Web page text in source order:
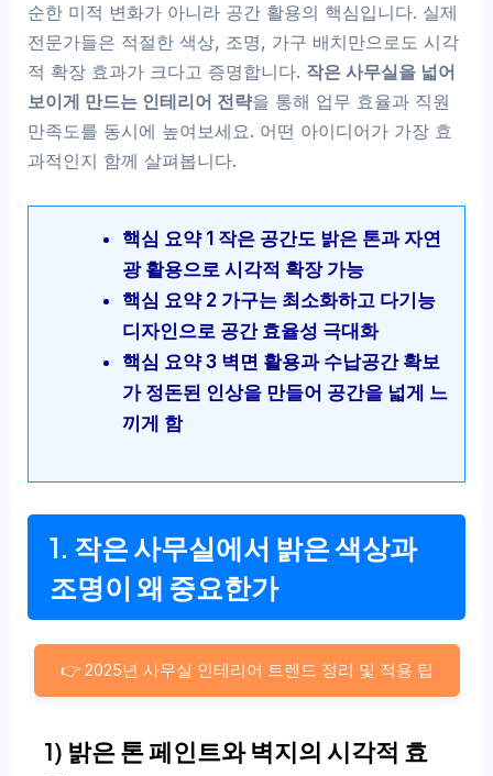
순한 미적 변화가 아니라 공간 활용의 핵심입니다. 실제
전문가들은 적절한 색상, 조명, 가구 배치만으로도 시각
적 확장 효과가 크다고 증명합니다. 작은 사무실을 넓어
보이게 만드는 인테리어 전략을 통해 업무 효율과 직원
만족도를 동시에 높여보세요. 어떤 아이디어가 가장 효
과적인지 함께 살펴봅니다.
핵심 요약 1 작은 공간도 밝은 톤과 자연
광 활용으로 시각적 확장 가능
핵심 요약 2 가구는 최소화하고 다기능
디자인으로 공간 효율성 극대화
핵심 요약 3 벽면 활용과 수납공간 확보
가 정돈된 인상을 만들어 공간을 넓게 느
끼게 함
1. 작은 사무실에서 밝은 색상과
조명이 왜 중요한가
👉 2025년 사무실 인테리어 트렌드 정리 및 적용 팁
1) 밝은 톤 페인트와 벽지의 시각적 효